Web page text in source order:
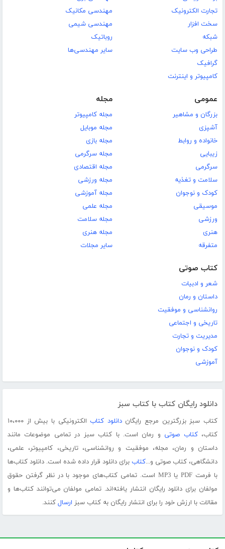
تجارت الکترونیک
سخت افزار
شبکه
طراحی وب سایت
گرافیک
کامپیوتر و اینترنت
مهندسی مکانیک
مهندسی شیمی
روباتیک
سایر مهندسی‌ها
عمومی
بزرگان و مشاهیر
آشپزی
خانواده و روابط
زیبایی
سرگرمی
سلامت و تغذیه
کودک و نوجوان
موسیقی
ورزشی
هنری
متفرقه
مجله
مجله کامپیوتر
مجله موبایل
مجله بازی
مجله سرگرمی
مجله اقتصادی
مجله ورزشی
مجله آموزشی
مجله علمی
مجله سلامت
مجله هنری
سایر مجلات
کتاب صوتی
شعر و ادبیات
داستان و رمان
روانشناسی و موفقیت
تاریخی و اجتماعی
مدیریت و تجارت
کودک و نوجوان
آموزشی
دانلود رایگان کتاب با کتاب سبز
کتاب سبز بزرگترین مرجع رایگاندانلود کتاب
الکترونیکی با بیش از ۱۰،۰۰۰
کتاب،کتاب صوتی و رمان است. با کتاب سبز در تمامی موضوعات مانند
داستان و رمان، مجله، موفقیت و روانشناسی، تاریخی، کامپیوتر، علمی،
دانشگاهی، کتاب صوتی و...کتاب برای دانلود قرار داده شده است. دانلود کتاب‌ها
با فرمت PDF یا MP3 است. تمامی کتاب‌های موجود با در نظر گرفتن حقوق
مولفان برای دانلود رایگان انتشار یافته‌اند. تمامی مولفان می‌توانند کتاب‌ها و
مقالات با ارزش خود را برای انتشار رایگان به کتاب سبز ارسال کنند.